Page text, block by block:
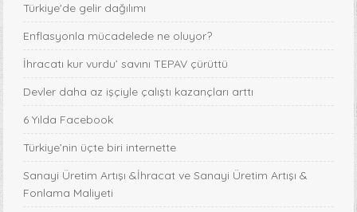
Türkiye'de gelir dağılımı
Enflasyonla mücadelede ne oluyor?
İhracatı kur vurdu’ savını TEPAV çürüttü
Devler daha az işçiyle çalıştı kazançları arttı
6 Yılda Facebook
Türkiye’nin üçte biri internette
Sanayi Üretim Artışı &İhracat ve Sanayi Üretim Artışı &
Fonlama Maliyeti